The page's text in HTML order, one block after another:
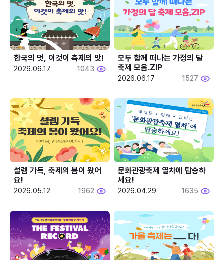
한국의 멋, 이것이 축제의 맛!
2026.06.17 1043
모두 함께 떠나는 가정의 달
축제 모음.ZIP
2026.06.17 1527
설렘 가득, 축제의 봄이 왔어
요!
2026.05.12 1962
문화관광축제 열차에 탑승하
세요!
2026.04.29 1635